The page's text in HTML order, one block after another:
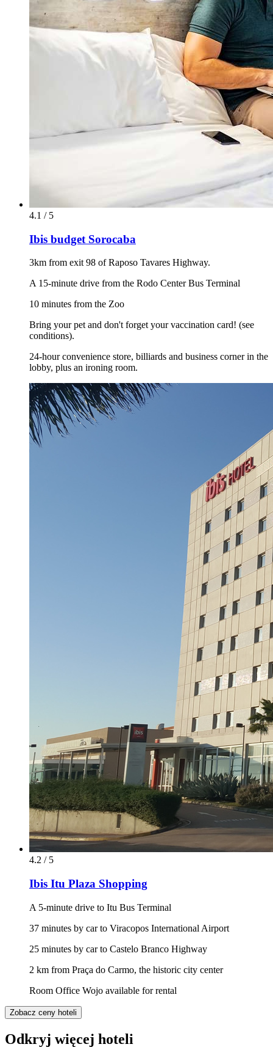
4.1 / 5
Ibis budget Sorocaba
3km from exit 98 of Raposo Tavares Highway.
A 15-minute drive from the Rodo Center Bus Terminal
10 minutes from the Zoo
Bring your pet and don't forget your vaccination card! (see
conditions).
24-hour convenience store, billiards and business corner in the
lobby, plus an ironing room.
4.2 / 5
Ibis Itu Plaza Shopping
A 5-minute drive to Itu Bus Terminal
37 minutes by car to Viracopos International Airport
25 minutes by car to Castelo Branco Highway
2 km from Praça do Carmo, the historic city center
Room Office Wojo available for rental
Zobacz ceny hoteli
Odkryj więcej hoteli